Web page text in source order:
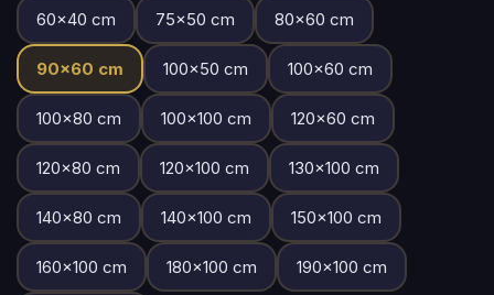
60×40 cm 75×50 cm 80×60 cm
90×60 cm 100×50 cm 100×60 cm
100×80 cm 100×100 cm 120×60 cm
120×80 cm 120×100 cm 130×100 cm
140×80 cm 140×100 cm 150×100 cm
160×100 cm 180×100 cm 190×100 cm